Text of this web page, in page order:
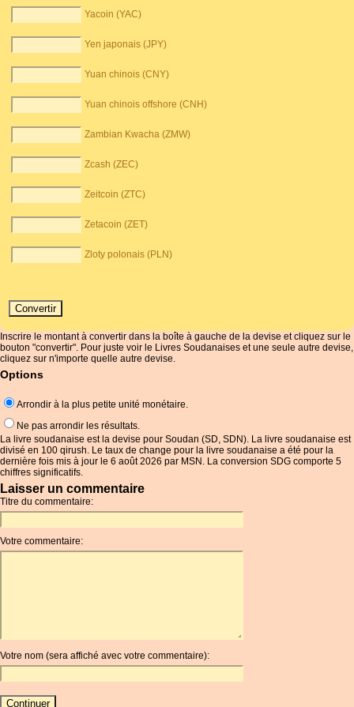
Yacoin (YAC)
Yen japonais (JPY)
Yuan chinois (CNY)
Yuan chinois offshore (CNH)
Zambian Kwacha (ZMW)
Zcash (ZEC)
Zeitcoin (ZTC)
Zetacoin (ZET)
Zloty polonais (PLN)
Inscrire le montant à convertir dans la boîte à gauche de la devise et cliquez sur le
bouton "convertir". Pour juste voir le Livres Soudanaises et une seule autre devise,
cliquez sur n'importe quelle autre devise.
Options
Arrondir à la plus petite unité monétaire.
Ne pas arrondir les résultats.
La livre soudanaise est la devise pour Soudan (SD, SDN). La livre soudanaise est
divisé en 100 qirush. Le taux de change pour la livre soudanaise a été pour la
dernière fois mis à jour le 6 août 2026 par MSN. La conversion SDG comporte 5
chiffres significatifs.
Laisser un commentaire
Titre du commentaire:
Votre commentaire:
Votre nom (sera affiché avec votre commentaire):